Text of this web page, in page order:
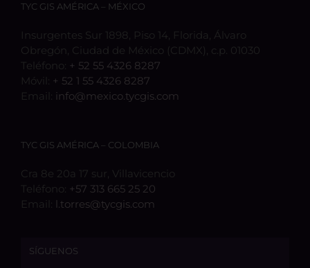
TYC GIS AMÉRICA – MÉXICO
Insurgentes Sur 1898, Piso 14, Florida, Álvaro
Obregón, Ciudad de México (CDMX), c.p. 01030
Teléfono: + 52 55 4326 8287
Móvil: + 52 1 55 4326 8287
Email: info@mexico.tycgis.com
TYC GIS AMÉRICA – COLOMBIA
Cra 8e 20a 17 sur, Villavicencio
Teléfono: +57 313 665 25 20
Email: l.torres@tycgis.com
SÍGUENOS